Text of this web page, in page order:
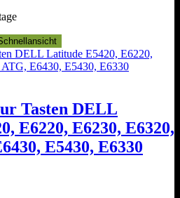
Tasten DELL
E6220, E6230, E6320,
E5430, E6330